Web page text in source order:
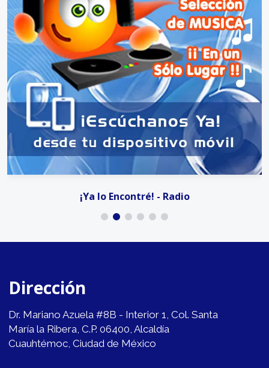
¡Ya lo Encontré! - Radio
Dirección
Dr. Mariano Azuela #8B - Interior 1, Col. Santa
María la Ribera, C.P. 06400, Alcaldía
Cuauhtémoc, Ciudad de México